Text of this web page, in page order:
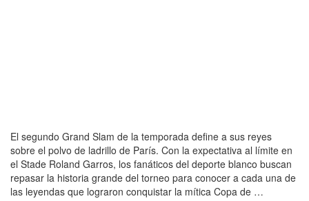
El segundo Grand Slam de la temporada define a sus reyes
sobre el polvo de ladrillo de París. Con la expectativa al límite en
el Stade Roland Garros, los fanáticos del deporte blanco buscan
repasar la historia grande del torneo para conocer a cada una de
las leyendas que lograron conquistar la mítica Copa de …